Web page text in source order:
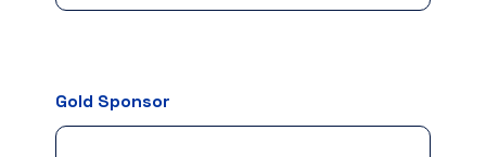
Gold Sponsor